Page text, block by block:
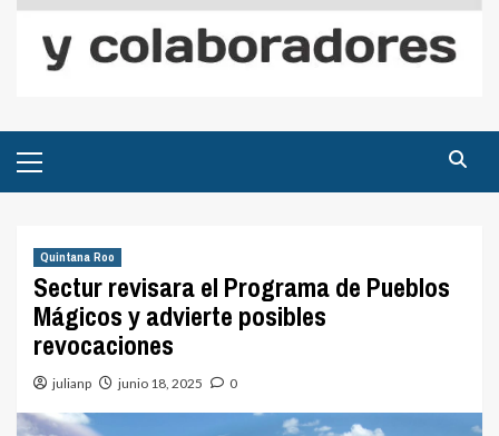
principal
Quintana Roo
Sectur revisara el Programa de Pueblos
Mágicos y advierte posibles
revocaciones
julianp junio 18, 2025 0